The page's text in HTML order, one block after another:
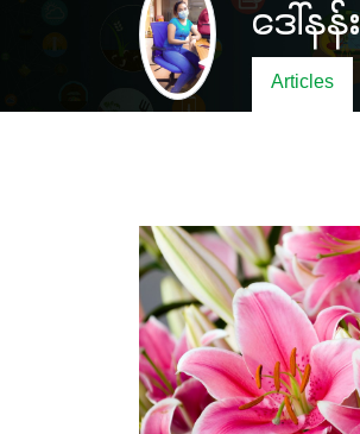
ဒေါ်န
Articles